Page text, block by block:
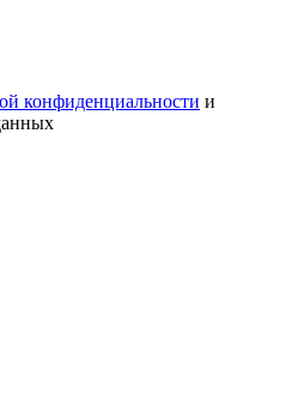
конфиденциальности и